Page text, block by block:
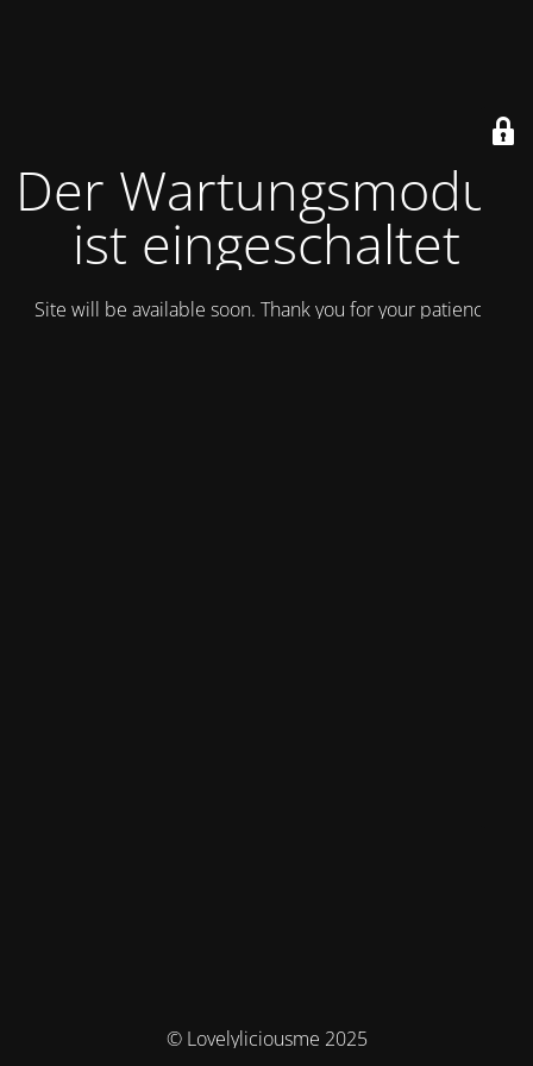
Der Wartungsmodus
ist eingeschaltet
Site will be available soon. Thank you for your patience!
© Lovelyliciousme 2025